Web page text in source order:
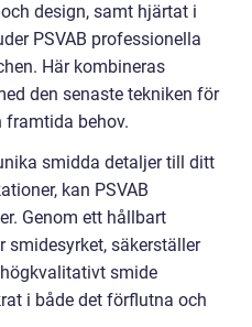
design, samt hjärtat i
PSVAB professionella
Här kombineras
den senaste tekniken för
framtida behov.
smidda detaljer till ditt
kan PSVAB
Genom ett hållbart
säkerställer
smide
i både det förflutna och